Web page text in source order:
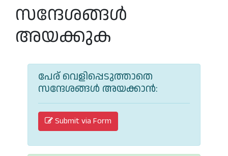
സന്ദേശങ്ങള്‍
അയക്കുക
പേര് വെളിപ്പെടുത്താതെ
സന്ദേശങ്ങള്‍ അയക്കാന്‍:
Submit via Form